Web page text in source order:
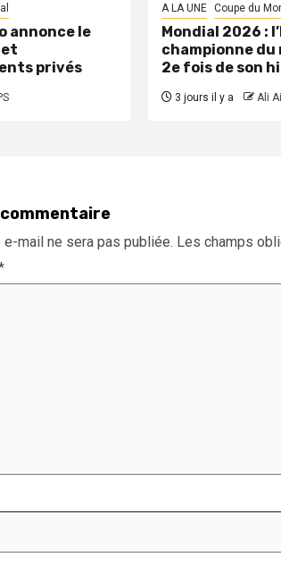
annonce le
privés
A LA UNE Coupe du
Mondial 2026 :
championne du
2e fois de son
3 jours il y a Ali
mail ne sera pas publiée. Les champs